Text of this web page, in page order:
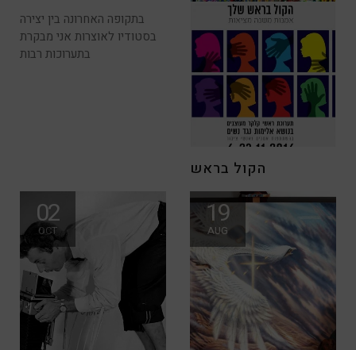
בתקופה האחרונה בין יצירה
בסטודיו לאוצרות אני מבקרת
בתערוכות רבות
הקול בראש
קוראים יקרים שמחה להזמין
אותכם לתערוכה בה אני
לוקחת חלק
02
OCT 19
AUG